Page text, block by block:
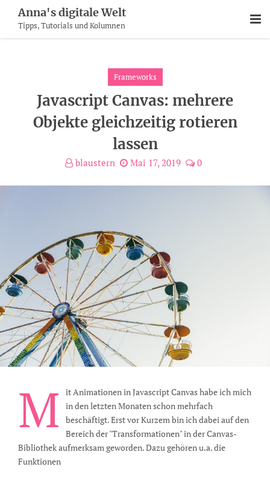
Content
Anna's digitale Welt
Tipps, Tutorials und Kolumnen
Frameworks
Javascript Canvas: mehrere
Objekte gleichzeitig rotieren
lassen
blaustern Mai 17, 2019 0
M
it Animationen in Javascript Canvas habe ich mich
in den letzten Monaten schon mehrfach
beschäftigt. Erst vor Kurzem bin ich dabei auf den
Bereich der "Transformationen" in der Canvas-
Bibliothek aufmerksam geworden. Dazu gehören u.a. die
Funktionen